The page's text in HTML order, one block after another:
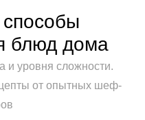
блюд дома
и уровня сложности.
от опытных шеф-